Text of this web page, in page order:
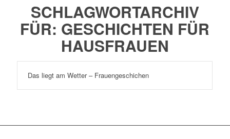
SCHLAGWORTARCHIV
FÜR: GESCHICHTEN FÜR
HAUSFRAUEN
Das liegt am Wetter – Frauengeschichen